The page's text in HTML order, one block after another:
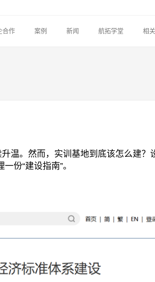
合作 案例 新闻 航拓学堂 相
温。然而，实训基地到底该怎么建
份“建设指南”。